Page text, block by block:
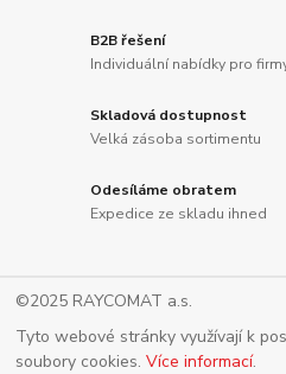
B2B řešení
Individuální nabídky pro
Skladová dostupnost
Velká zásoba sortimentu
Odesíláme obratem
Expedice ze skladu ihned
©2025 RAYCOMAT a.s.
Tyto webové stránky využívají k
soubory cookies.Více informací.